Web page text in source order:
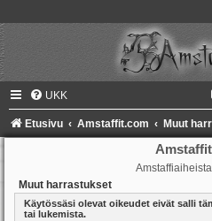
UKK
Etusivu Amstaffit.com Muut
Muut harrastukset
Käytössäsi olevat oikeudet eivät salli
tai lukemista.